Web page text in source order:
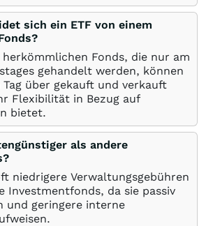
sich ein ETF von einem
herkömmlichen Fonds, die nur am
gehandelt werden, können
Tag über gekauft und verkauft
Flexibilität in Bezug auf
bietet.
als andere
niedrigere Verwaltungsgebühren
Investmentfonds, da sie passiv
und geringere interne